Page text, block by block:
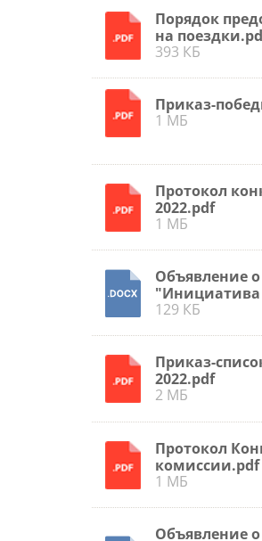
Порядок
на
393 КБ
Приказ-
1 МБ
Протокол
2022.pdf
1 МБ
Объявление
129 КБ
Приказ-
2022.pdf
2 МБ
Протокол
комиссии.pdf
1 МБ
Объявление